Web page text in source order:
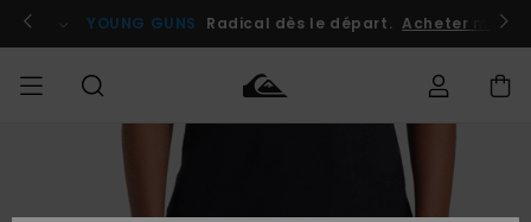
l'information
le
Se connecter / s'inscrire
YOUNG GUNS Radical dès le départ. Acheter
Vêtements
Vêtements
Shop
Surf
Shop
Snow
Shop
Outlet
Homme
ma
commande